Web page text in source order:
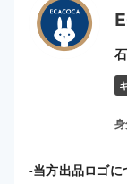
-当方出品ロゴに